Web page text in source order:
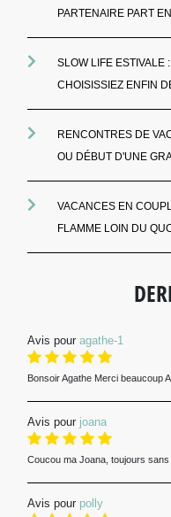
PARTENAIRE PART
SLOW LIFE ESTIVALE
CHOISISSIEZ ENFIN
RENCONTRES DE
OU DÉBUT D'UNE
VACANCES EN
FLAMME LOIN DU
Avis pour agathe-1
Bonsoir Agathe Merci beaucoup
Avis pour joana
Coucou ma Joana, toujours
Avis pour polly